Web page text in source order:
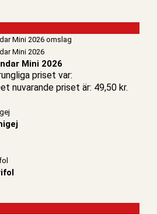
Mini 2026
priset var:
nuvarande priset är: 49,50 kr.